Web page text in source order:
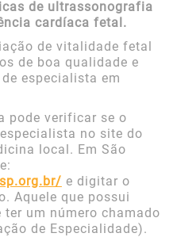
de ultrassonografia
cardíaca fetal.
de vitalidade fetal
de boa qualidade e
especialista em
pode verificar se o
no site do
local. Em São
e digitar o
Aquele que possui
um número chamado
de Especialidade).